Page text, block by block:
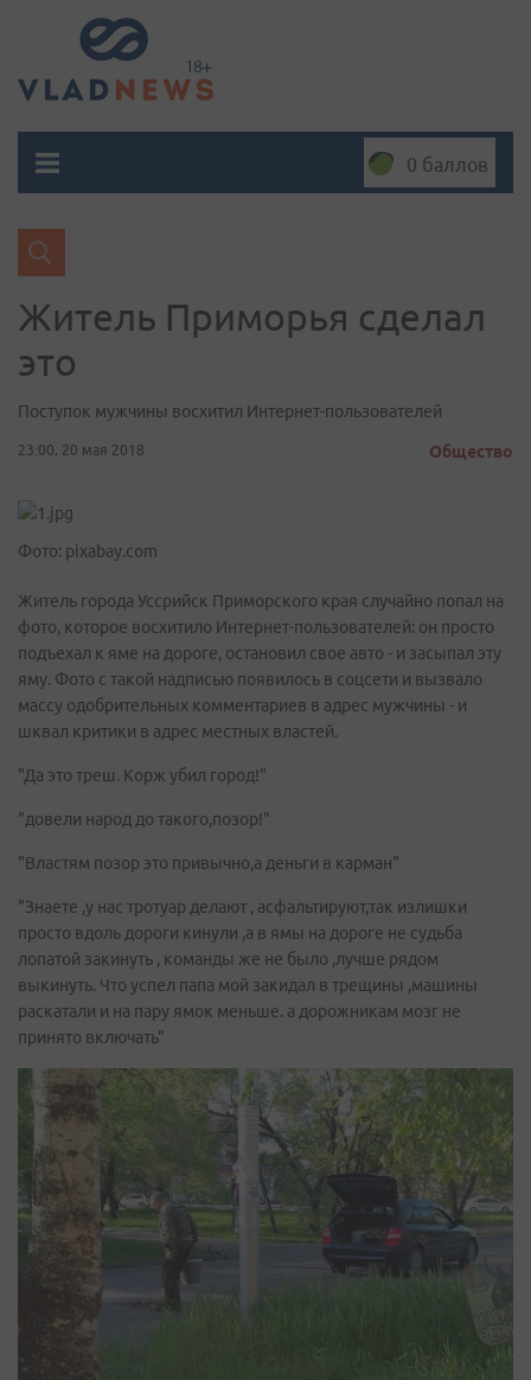
0 баллов
Житель Приморья сделал
это
Поступок мужчины восхитил Интернет-пользователей
23:00, 20 мая 2018 Общество
Фото: pixabay.com
Житель города Уссрийск Приморского края случайно попал на
фото, которое восхитило Интернет-пользователей: он просто
подъехал к яме на дороге, остановил свое авто - и засыпал эту
яму. Фото с такой надписью появилось в соцсети и вызвало
массу одобрительных комментариев в адрес мужчины - и
шквал критики в адрес местных властей.
"Да это треш. Корж убил город!"
"довели народ до такого,позор!"
"Властям позор это привычно,а деньги в карман"
"Знаете ,у нас тротуар делают , асфальтируют,так излишки
просто вдоль дороги кинули ,а в ямы на дороге не судьба
лопатой закинуть , команды же не было ,лучше рядом
выкинуть. Что успел папа мой закидал в трещины ,машины
раскатали и на пару ямок меньше. а дорожникам мозг не
принято включать"